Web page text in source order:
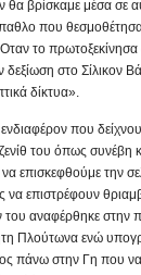
βρίσκαμε μέσα σε
που
το πρωτοξεκίνησα
στο Σίλικον
δίκτυα».
που
του όπως συνέβη
επισκεφθούμε την
επιστρέφουν
του αναφέρθηκε στην
Πλούτωνα ενώ
πάνω στην Γη που να